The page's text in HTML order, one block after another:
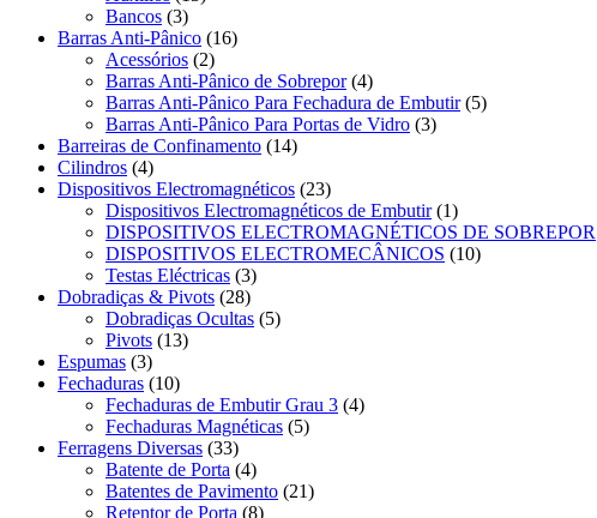
Bancos (3)
Barras Anti-Pânico (16)
Acessórios (2)
Barras Anti-Pânico de Sobrepor (4)
Barras Anti-Pânico Para Fechadura de Embutir (5)
Barras Anti-Pânico Para Portas de Vidro (3)
Barreiras de Confinamento (14)
Cilindros (4)
Dispositivos Electromagnéticos (23)
Dispositivos Electromagnéticos de Embutir (1)
DISPOSITIVOS ELECTROMAGNÉTICOS DE SOBREPOR
DISPOSITIVOS ELECTROMECÂNICOS (10)
Testas Eléctricas (3)
Dobradiças & Pivots (28)
Dobradiças Ocultas (5)
Pivots (13)
Espumas (3)
Fechaduras (10)
Fechaduras de Embutir Grau 3 (4)
Fechaduras Magnéticas (5)
Ferragens Diversas (33)
Batente de Porta (4)
Batentes de Pavimento (21)
Retentor de Porta (8)